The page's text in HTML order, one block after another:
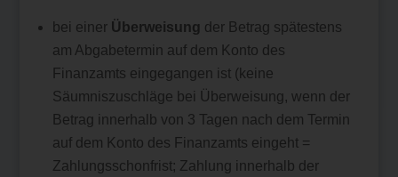
bei einer Überweisung der Betrag spätestens
am Abgabetermin auf dem Konto des
Finanzamts eingegangen ist (keine
Säumniszuschläge bei Überweisung, wenn der
Betrag innerhalb von 3 Tagen nach dem Termin
auf dem Konto des Finanzamts eingeht =
Zahlungsschonfrist; Zahlung innerhalb der